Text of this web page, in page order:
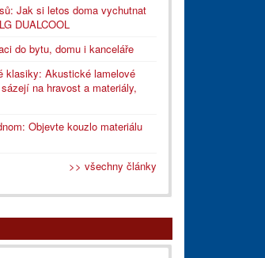
Jak si letos doma vychutnat
DUALCOOL
do bytu, domu i kanceláře
klasiky: Akustické lamelové
na hravost a materiály,
Objevte kouzlo materiálu
>> všechny články